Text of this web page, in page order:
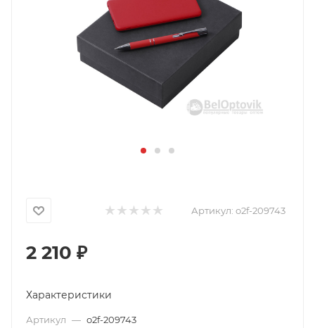
Артикул: o2f-209743
2 210 ₽
Характеристики
Артикул — o2f-209743